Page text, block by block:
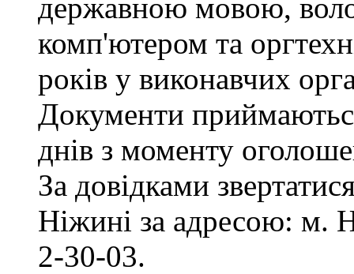
державною мовою,
комп'ютером та
років у виконавчих
Документи
днів з моменту
За довідками
Ніжині за адресою: м.
2-30-03.